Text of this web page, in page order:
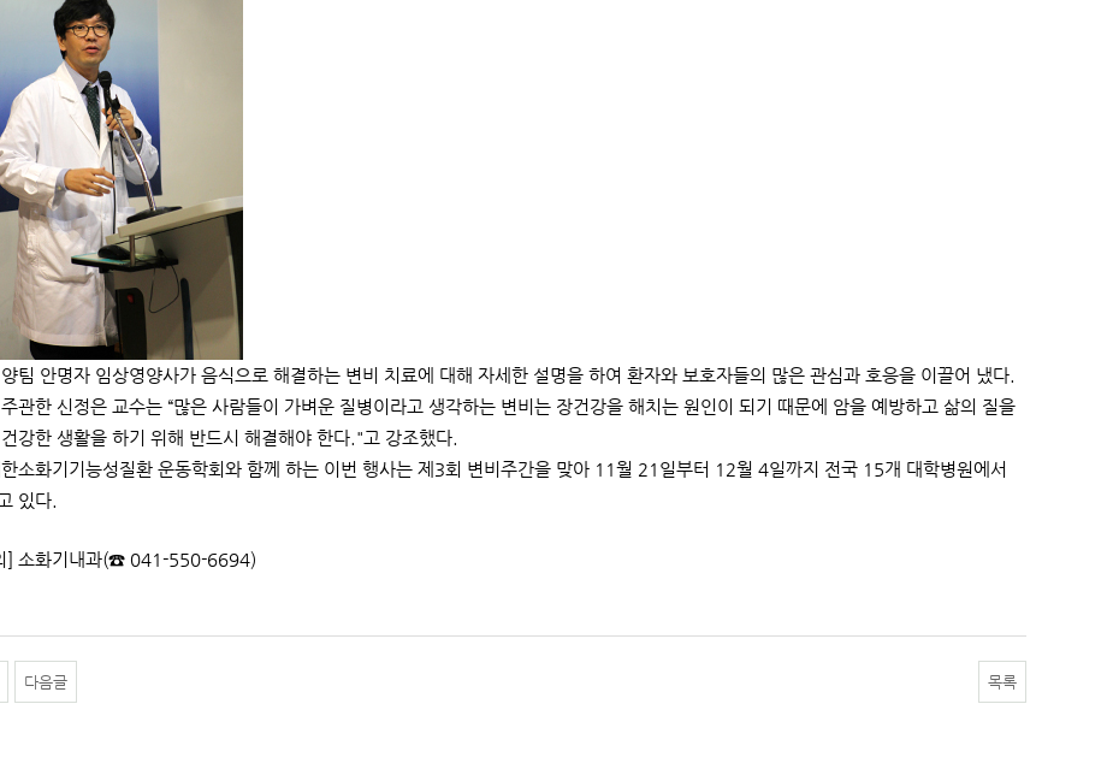
팀 안명자 임상영양사가 음식으로 해결하는 변비 치료에 대해 자세한 설명을 하여 환자와 보호자들의 많은 관심과 호응을 이끌어 냈다.
관한 신정은 교수는 “많은 사람들이 가벼운 질병이라고 생각하는 변비는 장건강을 해치는 원인이 되기 때문에 암을 예방하고 삶의 질을
강한 생활을 하기 위해 반드시 해결해야 한다."고 강조했다.
소화기기능성질환 운동학회와 함께 하는 이번 행사는 제3회 변비주간을 맞아 11월 21일부터 12월 4일까지 전국 15개 대학병원에서
있다.
] 소화기내과(☎ 041-550-6694)
다음글 목록